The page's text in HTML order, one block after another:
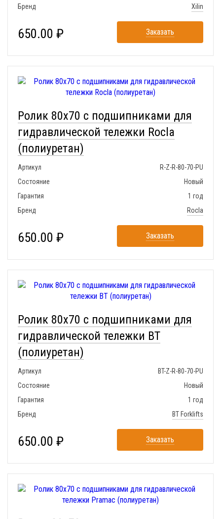
Бренд
Xilin
650.00 ₽ Заказать
Ролик 80x70 с подшипниками для
гидравлической тележки Rocla
(полиуретан)
Артикул
R-Z-R-80-70-PU
Состояние
Новый
Гарантия
1 год
Бренд
Rocla
650.00 ₽ Заказать
Ролик 80x70 с подшипниками для
гидравлической тележки BT
(полиуретан)
Артикул
BT-Z-R-80-70-PU
Состояние
Новый
Гарантия
1 год
Бренд
BT Forklifts
650.00 ₽ Заказать